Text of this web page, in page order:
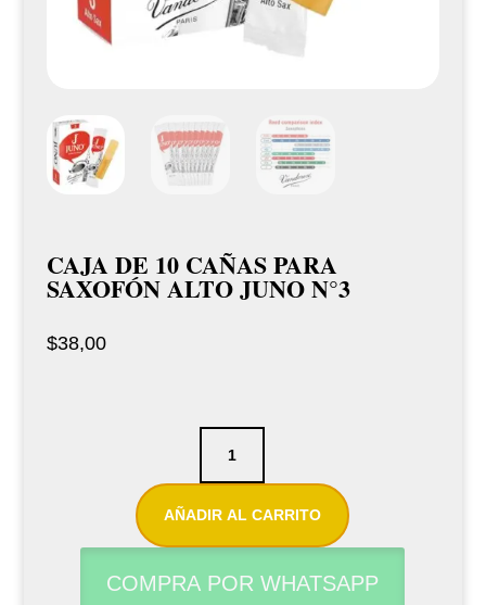
CAJA DE 10 CAÑAS PARA
SAXOFÓN ALTO JUNO N°3
$38,00
saxofón
AÑADIR AL CARRITO
COMPRA POR WHATSAPP